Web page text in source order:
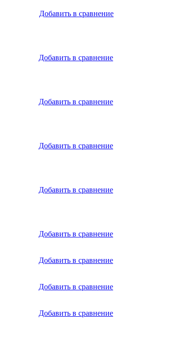
Добавить в сравнение
Добавить в сравнение
Добавить в сравнение
Добавить в сравнение
Добавить в сравнение
Добавить в сравнение
Добавить в сравнение
Добавить в сравнение
Добавить в сравнение